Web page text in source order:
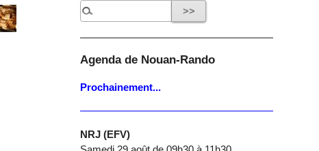
Agenda de Nouan-Rando
Prochainement...
NRJ (EFV)